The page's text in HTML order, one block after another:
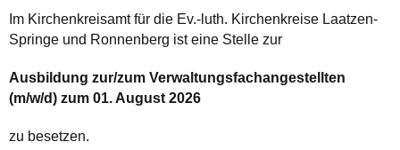
Im Kirchenkreisamt für die Ev.-luth. Kirchenkreise Laatzen-
Springe und Ronnenberg ist eine Stelle zur
Ausbildung zur/zum Verwaltungsfachangestellten
(m/w/d) zum 01. August 2026
zu besetzen.